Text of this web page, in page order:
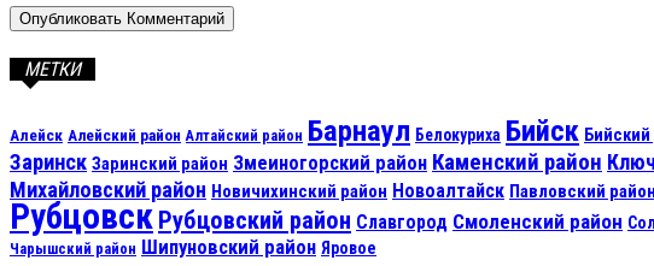
МЕТКИ
Алейск Алейский район Алтайский район Барнаул Белокуриха Бийск Бийский
Заринск Заринский район Змеиногорский район Каменский район
Михайловский район Новичихинский район Новоалтайск Павловский район
Рубцовск Рубцовский район Славгород Смоленский район
Чарышский район Шипуновский район Яровое